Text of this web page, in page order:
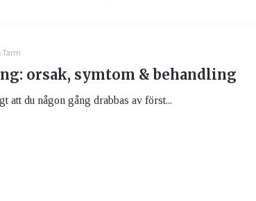
Tarm
orsak, symtom & behandling
att du någon gång drabbas av först...